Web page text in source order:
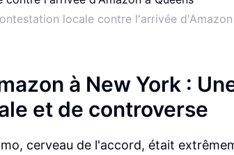
locale contre l'arrivée d'Amazon
à New York :
et de controverse
cerveau de l'accord, était